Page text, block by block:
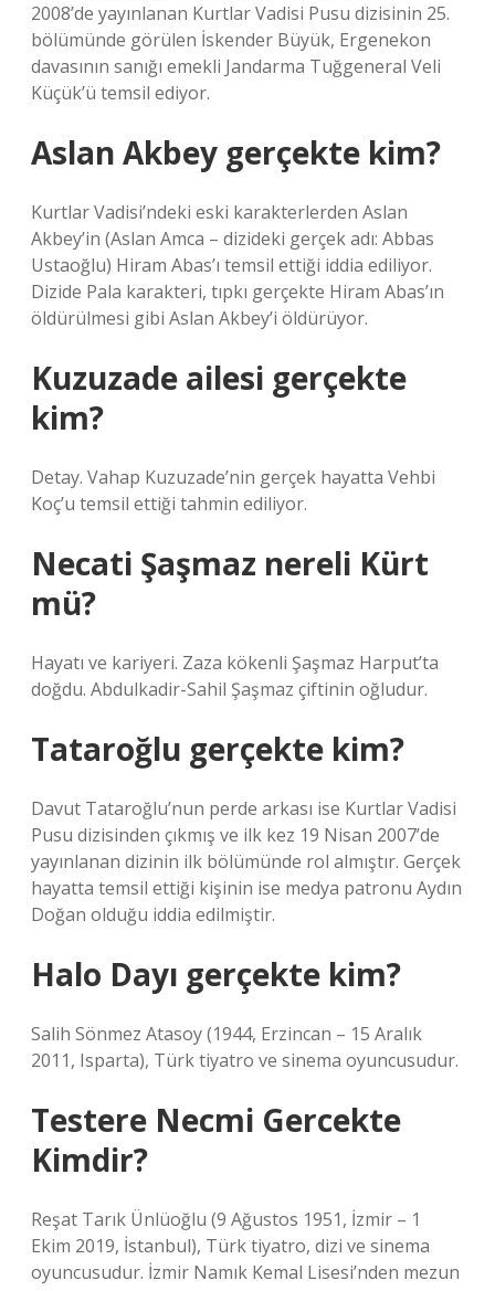
2008’de yayınlanan Kurtlar Vadisi Pusu dizisinin 25.
bölümünde görülen İskender Büyük, Ergenekon
davasının sanığı emekli Jandarma Tuğgeneral Veli
Küçük’ü temsil ediyor.
Aslan Akbey gerçekte kim?
Kurtlar Vadisi’ndeki eski karakterlerden Aslan
Akbey’in (Aslan Amca – dizideki gerçek adı: Abbas
Ustaoğlu) Hiram Abas’ı temsil ettiği iddia ediliyor.
Dizide Pala karakteri, tıpkı gerçekte Hiram Abas’ın
öldürülmesi gibi Aslan Akbey’i öldürüyor.
Kuzuzade ailesi gerçekte
kim?
Detay. Vahap Kuzuzade’nin gerçek hayatta Vehbi
Koç’u temsil ettiği tahmin ediliyor.
Necati Şaşmaz nereli Kürt
mü?
Hayatı ve kariyeri. Zaza kökenli Şaşmaz Harput’ta
doğdu. Abdulkadir-Sahil Şaşmaz çiftinin oğludur.
Tataroğlu gerçekte kim?
Davut Tataroğlu’nun perde arkası ise Kurtlar Vadisi
Pusu dizisinden çıkmış ve ilk kez 19 Nisan 2007’de
yayınlanan dizinin ilk bölümünde rol almıştır. Gerçek
hayatta temsil ettiği kişinin ise medya patronu Aydın
Doğan olduğu iddia edilmiştir.
Halo Dayı gerçekte kim?
Salih Sönmez Atasoy (1944, Erzincan – 15 Aralık
2011, Isparta), Türk tiyatro ve sinema oyuncusudur.
Testere Necmi Gercekte
Kimdir?
Reşat Tarık Ünlüoğlu (9 Ağustos 1951, İzmir – 1
Ekim 2019, İstanbul), Türk tiyatro, dizi ve sinema
oyuncusudur. İzmir Namık Kemal Lisesi’nden mezun